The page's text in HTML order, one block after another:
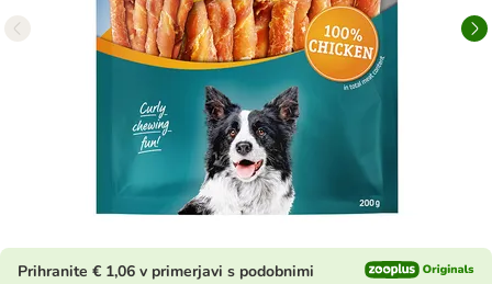
Prihranite € 1,06 v primerjavi s podobnimi